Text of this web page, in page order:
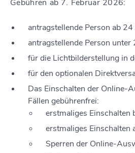
Gebühren ab 7. Februar 2026:
antragstellende Person ab
antragstellende Person unter
für die Lichtbilderstellung in
für den optionalen
Das Einschalten der Online-
Fällen gebührenfrei:
erstmaliges Einschalten
erstmaliges Einschalten
Sperren der Online-